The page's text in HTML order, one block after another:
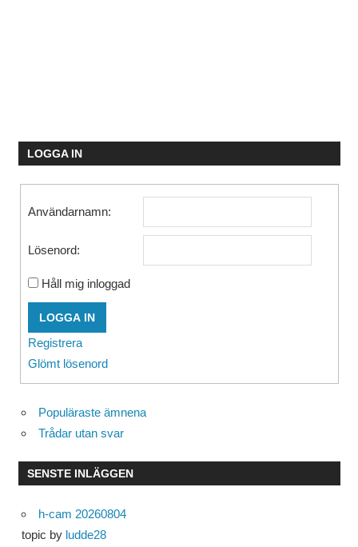
LOGGA IN
Användarnamn:
Lösenord:
Håll mig inloggad
LOGGA IN
Registrera
Glömt lösenord
Populäraste ämnena
Trådar utan svar
SENSTE INLÄGGEN
h-cam 20260804
topic by ludde28